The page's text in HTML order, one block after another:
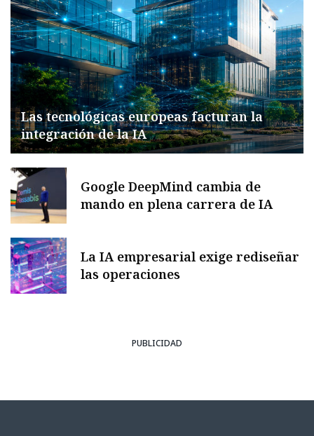
Las tecnológicas europeas facturan la
integración de la IA
Google DeepMind cambia de
mando en plena carrera de IA
La IA empresarial exige rediseñar
las operaciones
PUBLICIDAD